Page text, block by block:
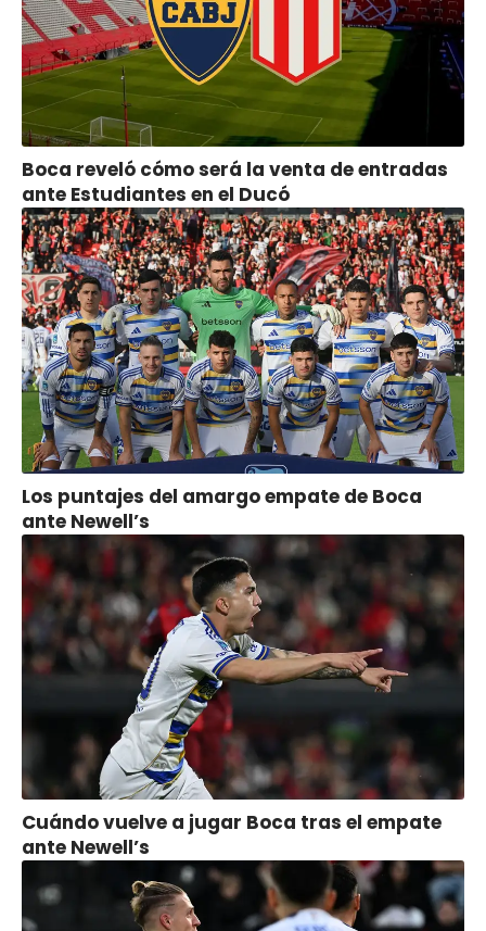
Boca reveló cómo será la venta de entradas
ante Estudiantes en el Ducó
Los puntajes del amargo empate de Boca
ante Newell’s
Cuándo vuelve a jugar Boca tras el empate
ante Newell’s